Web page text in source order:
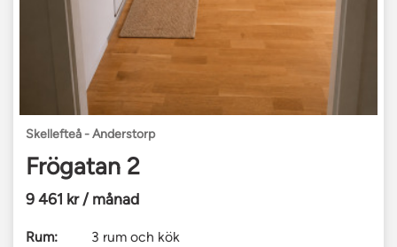
Skellefteå - Anderstorp
Frögatan 2
9 461 kr / månad
Rum:
3 rum och kök